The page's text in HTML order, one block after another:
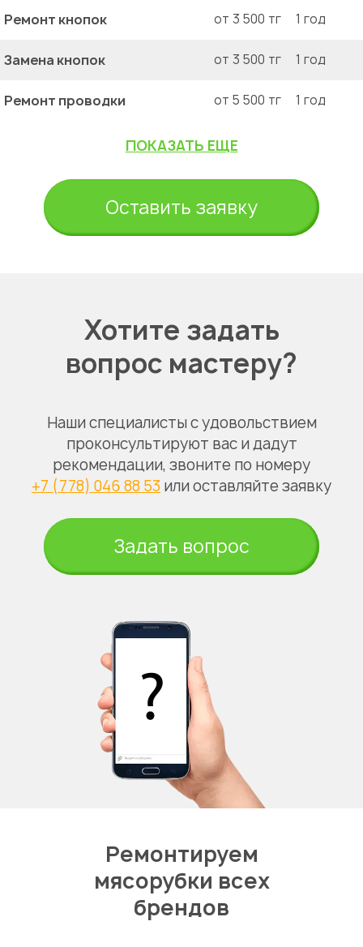
Ремонт кнопок от 3 500 тг 1 год
Замена кнопок от 3 500 тг 1 год
Ремонт проводки от 5 500 тг 1 год
ПОКАЗАТЬ ЕЩЕ
Оставить заявку
Хотите задать
вопрос мастеру?
Наши специалисты с удовольствием
проконсультируют вас и дадут
рекомендации, звоните по номеру
+7 (778) 046 88 53 или оставляйте заявку
Задать вопрос
Ремонтируем
мясорубки всех
брендов